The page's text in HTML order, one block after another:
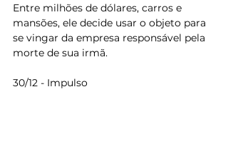
Entre milhões de dólares, carros e
mansões, ele decide usar o objeto para
se vingar da empresa responsável pela
morte de sua irmã.
30/12 - Impulso